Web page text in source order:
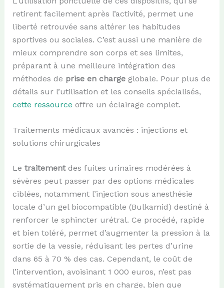
retirent facilement après l’activité, permet une
liberté retrouvée sans altérer les habitudes
sportives ou sociales. C’est aussi une manière de
mieux comprendre son corps et ses limites,
préparant à une meilleure intégration des
méthodes de prise en chargeglobale. Pour plus de
détails sur l’utilisation et les conseils spécialisés,
cette ressource offre un éclairage complet.
Traitements médicaux avancés : injections et
solutions chirurgicales
Le traitementdes fuites urinaires modérées à
sévères peut passer par des options médicales
ciblées, notamment l’injection sous anesthésie
locale d’un gel biocompatible (Bulkamid) destiné à
renforcer le sphincter urétral. Ce procédé, rapide
et bien toléré, permet d’augmenter la pression à la
sortie de la vessie, réduisant les pertes d’urine
dans 65 à 70 % des cas. Cependant, le coût de
l’intervention, avoisinant 1 000 euros, n’est pas
systématiquement pris en charge, bien que